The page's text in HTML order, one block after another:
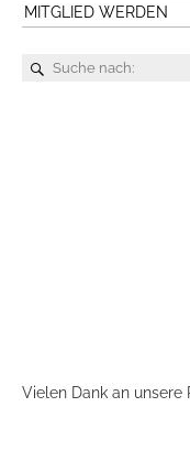
MITGLIED WERDEN
Vielen Dank an unsere